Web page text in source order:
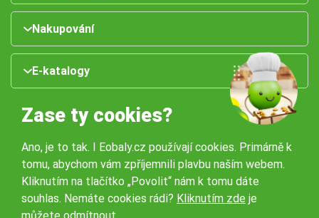
Nakupování
E-katalogy
Naše pobočky:
Zase ty cookies?
Ano, je to tak. I Eobaly.cz používají cookies. Primárně k
tomu, abychom vám zpříjemnili plavbu naším webem.
Kliknutím na tlačítko „Povolit“ nám k tomu dáte
souhlas. Nemáte cookies rádi? Kliknutím zde je